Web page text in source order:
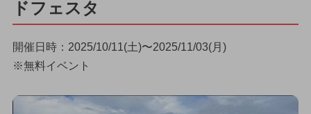
ドフェスタ
開催日時：2025/10/11(土)〜2025/11/03(月)
※無料イベント